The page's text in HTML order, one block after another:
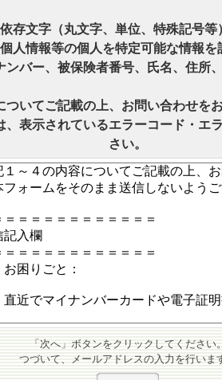
存文字（丸文字、単位、特殊記号等
人情報等の個人を特定可能な情報を
バー、被保険者番号、氏名、住所
ついてご記載の上、お問い合わせを
、表示されているエラーコード・エ
さい。
「次へ」ボタンをクリックしてください
つづいて、メールアドレスの入力を行いま